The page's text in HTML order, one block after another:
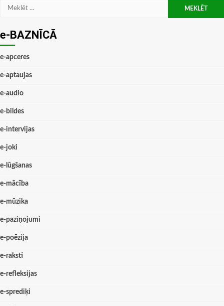
Meklēt:
e-BAZNĪCĀ
e-apceres
e-aptaujas
e-audio
e-bildes
e-intervijas
e-joki
e-lūgšanas
e-mācība
e-mūzika
e-paziņojumi
e-poēzija
e-raksti
e-refleksijas
e-sprediķi